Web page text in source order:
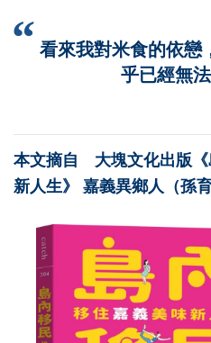
看來我對米食的依戀
乎已經無法
本文摘自 大塊文化出版《
新人生》 嘉義異鄉人（孫